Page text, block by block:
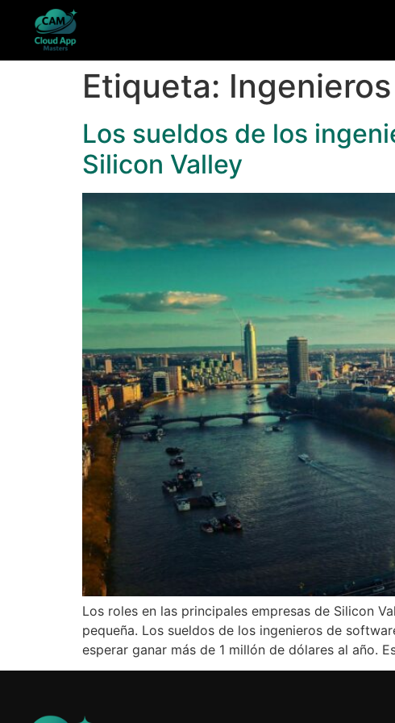
Etiqueta:
Los sueldos de los
Silicon Valley
Los roles en las principales empresas de Silicon
pequeña. Los sueldos de los ingenieros de
esperar ganar más de 1 millón de dólares al año.